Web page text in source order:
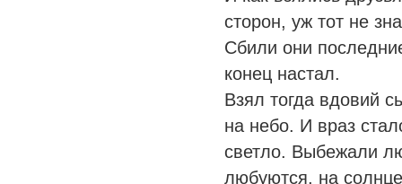
сторон, уж тот не
Сбили они
конец настал.
Взял тогда вдовий
на небо. И враз
светло. Выбежали
любуются, на